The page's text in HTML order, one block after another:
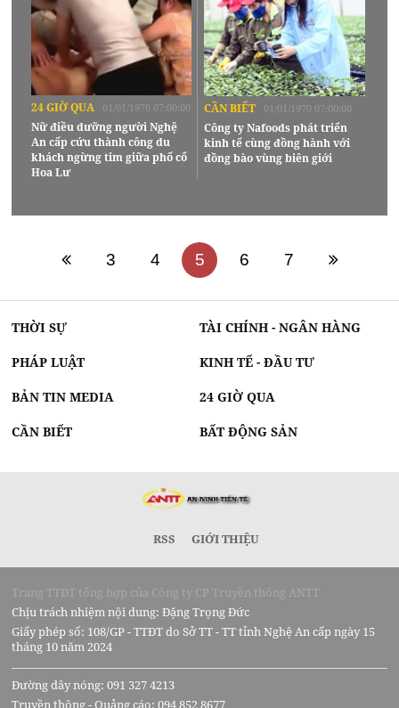
24 GIỜ QUA 01/01/1970 07:00:00
Nữ điều dưỡng người Nghệ
An cấp cứu thành công du
khách ngừng tim giữa phố cổ
Hoa Lư
CẦN BIẾT 01/01/1970 07:00:00
Công ty Nafoods phát triển
kinh tế cùng đồng hành với
đồng bào vùng biên giới
3 4 5 6 7
THỜI SỰ TÀI CHÍNH - NGÂN HÀNG
PHÁP LUẬT KINH TẾ - ĐẦU TƯ
BẢN TIN MEDIA 24 GIỜ QUA
CẦN BIẾT BẤT ĐỘNG SẢN
RSS GIỚI THIỆU
Trang TTĐT tổng hợp của Công ty CP Truyền thông ANTT
Chịu trách nhiệm nội dung: Đặng Trọng Đức
Giấy phép số: 108/GP - TTĐT do Sở TT - TT tỉnh Nghệ An cấp ngày 15
tháng 10 năm 2024
Đường dây nóng: 091 327 4213
Truyền thông - Quảng cáo: 094 852 8677